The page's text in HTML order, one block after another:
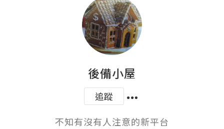
後備小屋
追蹤
不知有沒有人注意的新平台